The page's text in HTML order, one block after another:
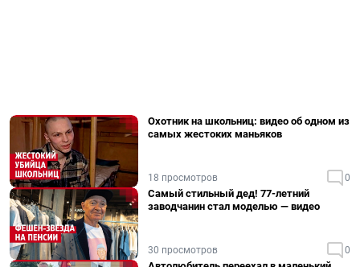
Охотник на школьниц: видео об одном из
самых жестоких маньяков
18 просмотров 0
Самый стильный дед! 77-летний
заводчанин стал моделью — видео
30 просмотров 0